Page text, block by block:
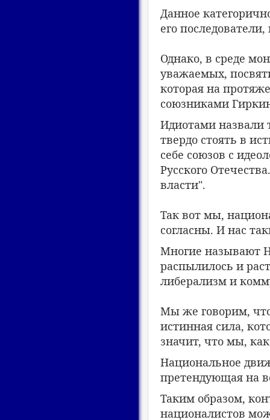
Данное
его
Однако, в среде
уважаемых,
которая на
союзниками
Идиотами назвали
твердо стоять в
себе союзов с
Русского
власти".
Так вот мы,
согласны. И нас
Многие называют
распылилось и
либерализм и
Мы же говорим,
истинная сила,
значит, что мы,
Национальное
претендующая на
Таким образом,
националистов